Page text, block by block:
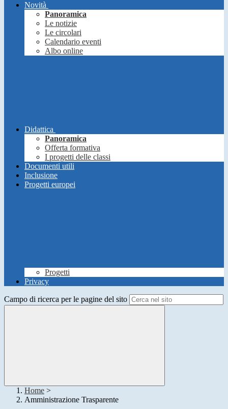
Novità
Panoramica
Le notizie
Le circolari
Calendario eventi
Albo online
Didattica
Panoramica
Offerta formativa
I progetti delle classi
Documenti utili
Inclusione
Progetti europei
Progetti
Privacy
Campo di ricerca per le pagine del sito
Home >
Amministrazione Trasparente